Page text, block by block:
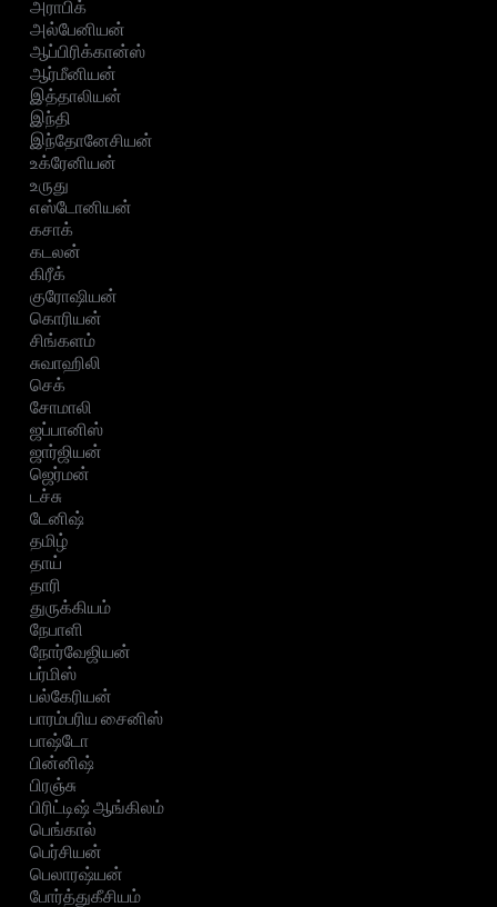
அராபிக்
அல்பேனியன்
ஆப்பிரிக்கான்ஸ்
ஆர்மீனியன்
இத்தாலியன்
இந்தி
இந்தோனேசியன்
உக்ரேனியன்
உருது
எஸ்டோனியன்
கசாக்
கடலன்
கிரீக்
குரோஷியன்
கொரியன்
சிங்களம்
சுவாஹிலி
செக்
சோமாலி
ஜப்பானிஸ்
ஜார்ஜியன்
ஜெர்மன்
டச்சு
டேனிஷ்
தமிழ்
தாய்
தாரி
துருக்கியம்
நேபாளி
நோர்வேஜியன்
பர்மிஸ்
பல்கேரியன்
பாரம்பரிய சைனிஸ்
பாஷ்டோ
பின்னிஷ்
பிரஞ்சு
பிரிட்டிஷ் ஆங்கிலம்
பெங்கால்
பெர்சியன்
பெலாரஷ்யன்
போர்த்துகீசியம்